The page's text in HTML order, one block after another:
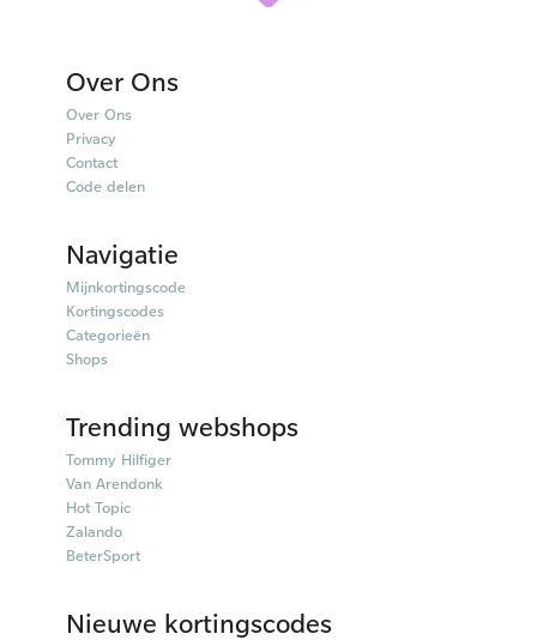
Over Ons
Over Ons
Privacy
Contact
Code delen
Navigatie
Mijnkortingscode
Kortingscodes
Categorieën
Shops
Trending webshops
Tommy Hilfiger
Van Arendonk
Hot Topic
Zalando
BeterSport
Nieuwe kortingscodes